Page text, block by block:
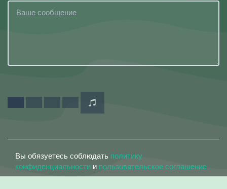
Вы обязуетесь соблюдать политику
конфиденциальности и пользовательское соглашение